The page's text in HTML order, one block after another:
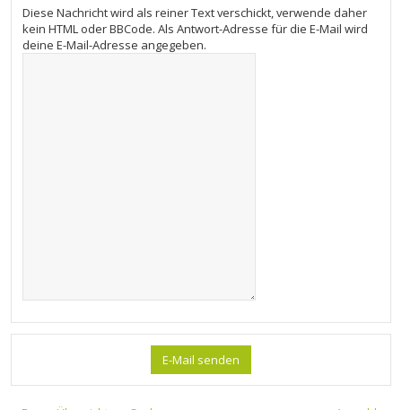
Diese Nachricht wird als reiner Text verschickt, verwende daher
kein HTML oder BBCode. Als Antwort-Adresse für die E-Mail wird
deine E-Mail-Adresse angegeben.